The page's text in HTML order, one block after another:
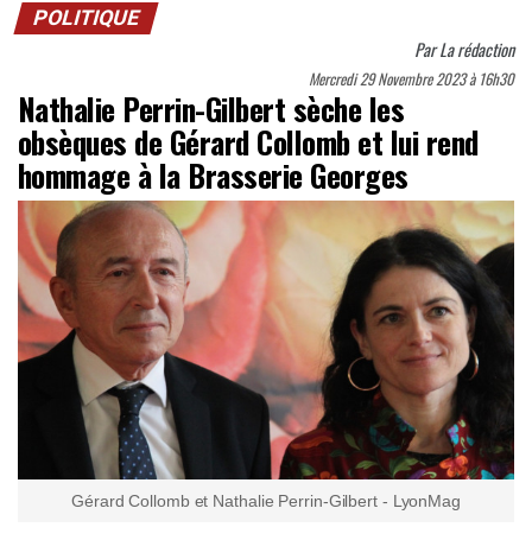
POLITIQUE
ParLa rédaction
Mercredi 29 Novembre 2023 à 16h30
Nathalie Perrin-Gilbert sèche les
obsèques de Gérard Collomb et lui rend
hommage à la Brasserie Georges
Gérard Collomb et Nathalie Perrin-Gilbert - LyonMag